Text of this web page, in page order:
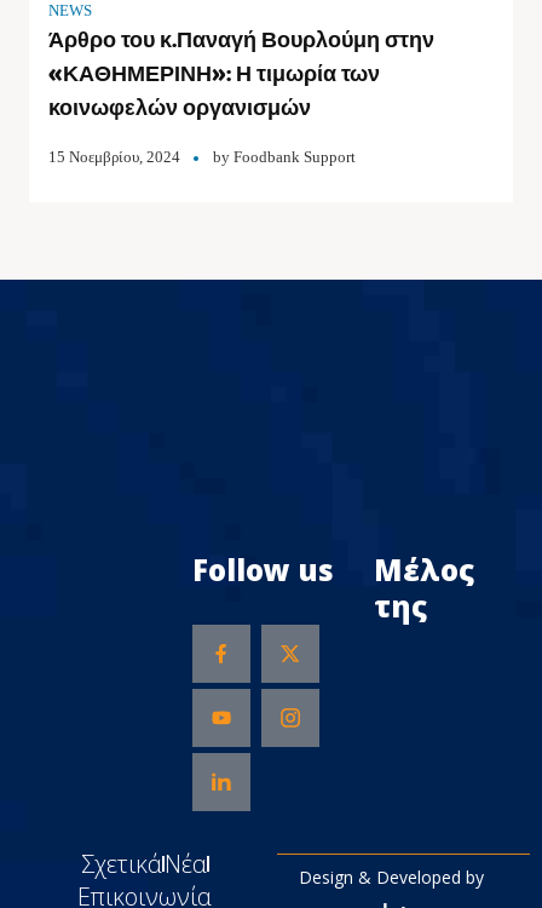
NEWS
Άρθρο του κ.Παναγή Βουρλούμη στην
«ΚΑΘΗΜΕΡΙΝΗ»: Η τιμωρία των
κοινωφελών οργανισμών
15 Νοεμβρίου, 2024 by Foodbank Support
Follow us
Μέλος
της
ΣχετικάΝέα
Επικοινωνία
Design & Developed by